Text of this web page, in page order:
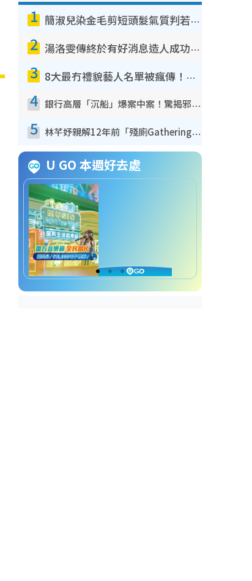
1 簡淑兒染金毛剪短頭髮氣質判若兩人！嚇壞老公麥大力都認唔出：「你做咩事？」
2 湯洛雯傳終於有好消息造人成功！兩大細節曝孕味極濃惹猜測：大肚婆先會咁！
3 8大最冇禮貌藝人名單被瘋傳！網民揭發明星真面目 一致數臭呢位係無品天花板？
4 銀行高層「沉船」爆案中案！驚揭邪教洗腦操控賣淫被吞600萬 幕後黑手講多錯多
5 林芊妤親解12年前「殘廁Gathering」真相！高層解約一句話重創尊嚴至今拒返TVB
U GO 本週好去處